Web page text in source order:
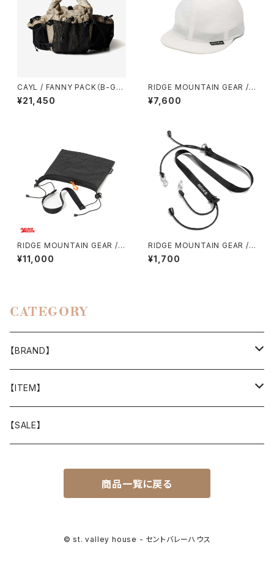
CAYL / FANNY PACK（B-GRI
D）
¥21,450
RIDGE MOUNTAIN GEAR / B
ASIC CAP EXTRA（2026）
¥7,600
RIDGE MOUNTAIN GEAR / S
ACOCHE
¥11,000
RIDGE MOUNTAIN GEAR / S
HOULDER STRAP TOUGH
¥1,700
CATEGORY
【BRAND】
山と道
T-SHIRT
迷迭香
Akihiro Wood Works
【ITEM】
WEAR
【SALE】
商品一覧に戻る
© st. valley house - セントバレーハウス